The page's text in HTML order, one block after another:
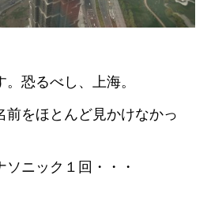
恐るべし、上海。
前をほとんど見かけなかっ
ニック１回・・・